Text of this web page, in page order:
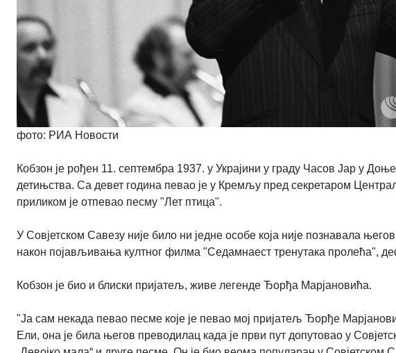
фото: РИА Новости
Кобзон је рођен 11. септембра 1937. у Украјини у граду Часов Јар у
детињства. Са девет година певао је у Кремљу пред секретаром
приликом је отпевао песму "Лет птица".
У Совјетском Савезу није било ни једне особе која није познавала
након појављивања култног филма "Седамнаест тренутака пролећа",
Кобзон је био и блиски пријатељ, живе легенде Ђорђа Марјановића.
"Ја сам некада певао песме које је певао мој пријатељ Ђорђе
Ели, она је била његов преводилац када је први пут допутовао у